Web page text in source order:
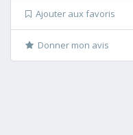
Ajouter aux favoris
Donner mon avis